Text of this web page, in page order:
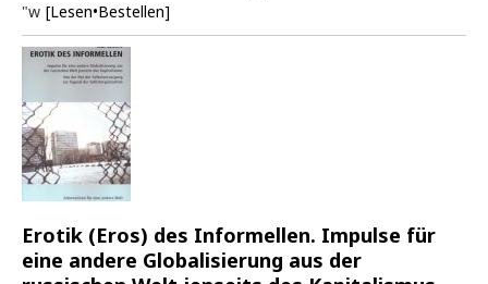
"w [Lesen•Bestellen]
Erotik (Eros) des Informellen. Impulse für
eine andere Globalisierung aus der